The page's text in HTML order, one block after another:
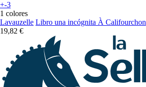
+-3
1 colores
Lavauzelle Libro una incógnita À Califourchon
19,82 €